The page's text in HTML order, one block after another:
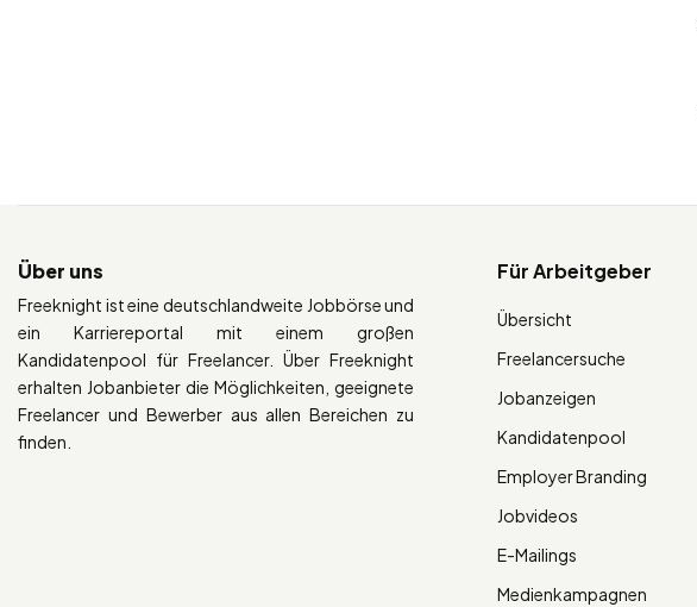
Über uns
Freeknight ist eine deutschlandweite Jobbörse und
ein Karriereportal mit einem großen
Kandidatenpool für Freelancer. Über Freeknight
erhalten Jobanbieter die Möglichkeiten, geeignete
Freelancer und Bewerber aus allen Bereichen zu
finden.
Für Arbeitgeber
Übersicht
Freelancersuche
Jobanzeigen
Kandidatenpool
Employer Branding
Jobvideos
E-Mailings
Medienkampagnen